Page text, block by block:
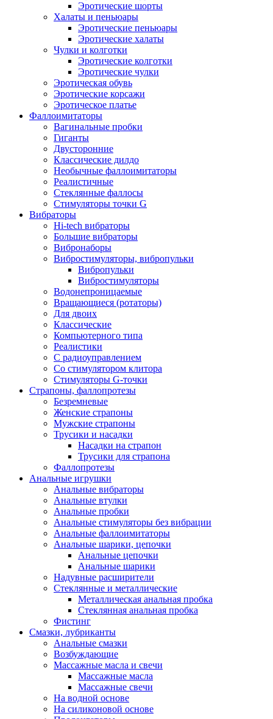
Эротические шорты
Халаты и пеньюары
Эротические пеньюары
Эротические халаты
Чулки и колготки
Эротические колготки
Эротические чулки
Эротическая обувь
Эротические корсажи
Эротическое платье
Фаллоимитаторы
Вагинальные пробки
Гиганты
Двусторонние
Классические дилдо
Необычные фаллоимитаторы
Реалистичные
Стеклянные фаллосы
Стимуляторы точки G
Вибраторы
Hi-tech вибраторы
Большие вибраторы
Вибронаборы
Вибростимуляторы, вибропульки
Вибропульки
Вибростимуляторы
Водонепроницаемые
Вращающиеся (ротаторы)
Для двоих
Классические
Компьютерного типа
Реалистики
С радиоуправлением
Со стимулятором клитора
Стимуляторы G-точки
Страпоны, фаллопротезы
Безремневые
Женские страпоны
Мужские страпоны
Трусики и насадки
Насадки на страпон
Трусики для страпона
Фаллопротезы
Анальные игрушки
Анальные вибраторы
Анальные втулки
Анальные пробки
Анальные стимуляторы без вибрации
Анальные фаллоимитаторы
Анальные шарики, цепочки
Анальные цепочки
Анальные шарики
Надувные расширители
Стеклянные и металлические
Металлическая анальная пробка
Стеклянная анальная пробка
Фистинг
Смазки, лубриканты
Анальные смазки
Возбуждающие
Массажные масла и свечи
Массажные масла
Массажные свечи
На водной основе
На силиконовой основе